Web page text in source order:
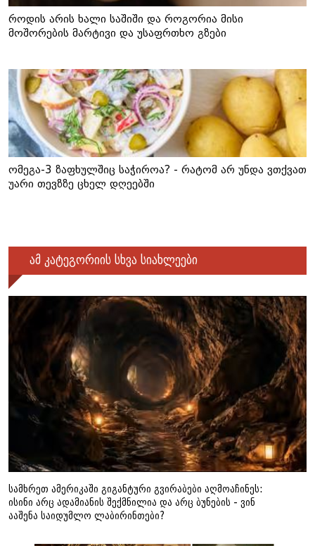
როდის არის ხალი საშიში და როგორია მისი
მოშორების მარტივი და უსაფრთხო გზები
ომეგა-3 ზაფხულშიც საჭიროა? - რატომ არ უნდა ვთქვათ
უარი თევზზე ცხელ დღეებში
ამ კატეგორიის სხვა სიახლეები
სამხრეთ ამერიკაში გიგანტური გვირაბები აღმოაჩინეს:
ისინი არც ადამიანის შექმნილია და არც ბუნების - ვინ
ააშენა საიდუმლო ლაბირინთები?